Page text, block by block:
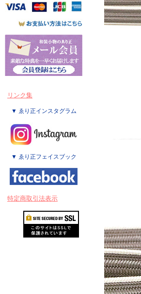
リンク集
▼ ゑり正インスタグラム
▼ ゑり正フェイスブック
特定商取引法表示